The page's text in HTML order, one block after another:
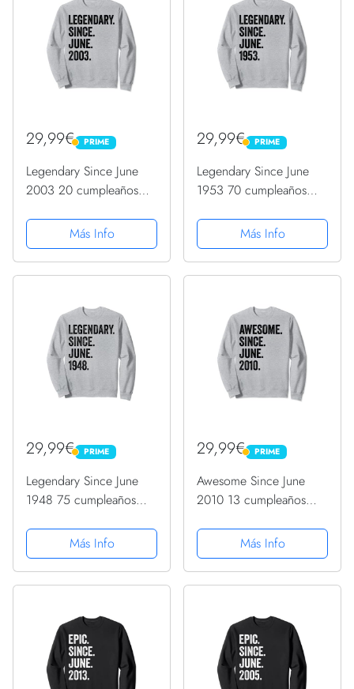
29,99€ PRIME
PRIME
Legendary Since June
2003 20 cumpleaños
Más Info
29,99€ PRIME
PRIME
Legendary Since June
1953 70 cumpleaños
Más Info
29,99€ PRIME
PRIME
Legendary Since June
1948 75 cumpleaños
Más Info
29,99€ PRIME
PRIME
Awesome Since June
2010 13 cumpleaños
Más Info